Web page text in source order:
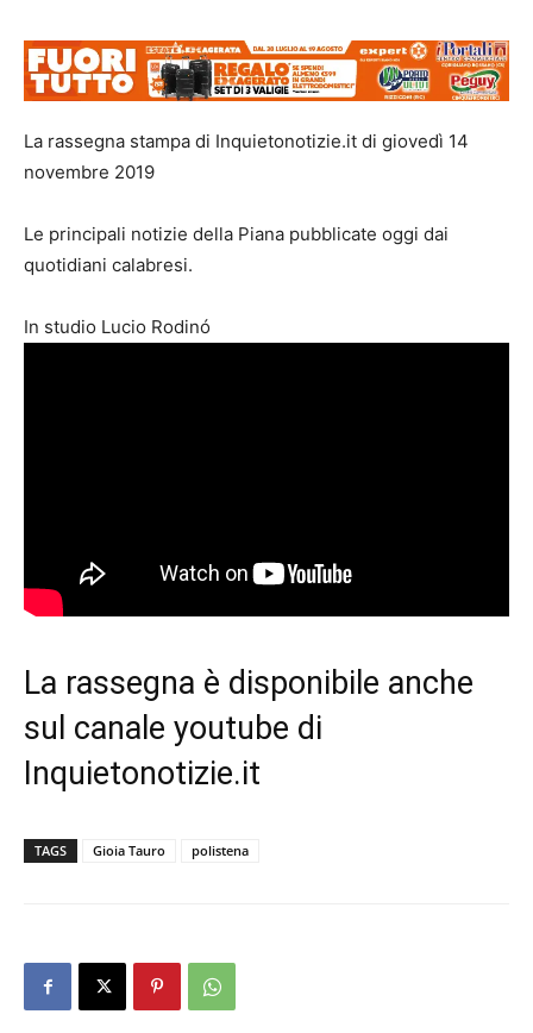
La rassegna stampa di Inquietonotizie.it di giovedì 14
novembre 2019
Le principali notizie della Piana pubblicate oggi dai
quotidiani calabresi.
In studio Lucio Rodinó
La rassegna è disponibile anche
sul canale youtube di
Inquietonotizie.it
TAGS Gioia Tauro polistena